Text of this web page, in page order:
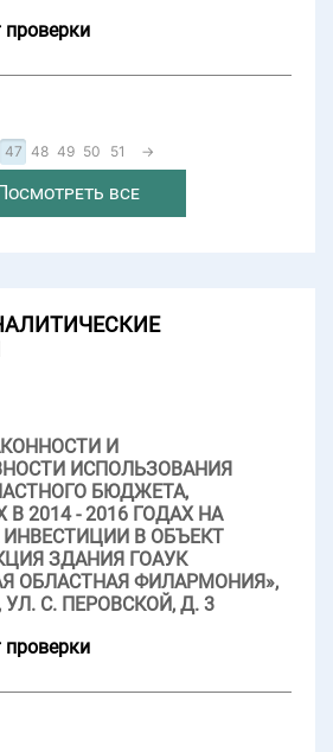
проверки
47 48 49 50 51 →
все
И
ИСПОЛЬЗОВАНИЯ
БЮДЖЕТА,
2014 - 2016 ГОДАХ НА
В ОБЪЕКТ
ЗДАНИЯ ГОАУК
ОБЛАСТНАЯ ФИЛАРМОНИЯ»,
С. ПЕРОВСКОЙ, Д. 3
проверки